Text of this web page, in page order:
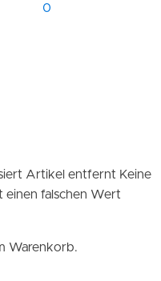
0
Artikel entfernt Keine
einen falschen Wert
Warenkorb.